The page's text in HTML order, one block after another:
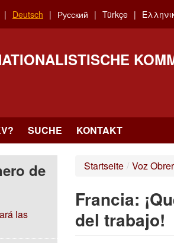
Deutsch Русский Türkçe
SUCHE KONTAKT
de
las
Startseite / Voz
Francia:
del trabajo!